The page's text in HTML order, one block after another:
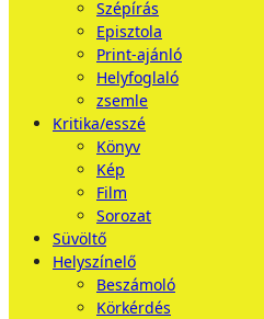
Szépírás
Episztola
Print-ajánló
Helyfoglaló
zsemle
Kritika/esszé
Könyv
Kép
Film
Sorozat
Süvöltő
Helyszínelő
Beszámoló
Körkérdés